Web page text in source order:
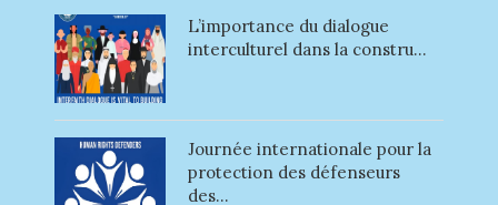
L’importance du dialogue
interculturel dans la constru...
Journée internationale pour la
protection des défenseurs
des...